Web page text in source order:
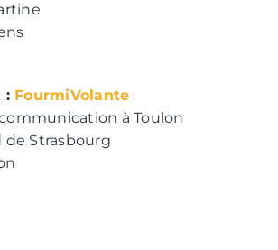
: FourmiVolante
à Toulon
de Strasbourg